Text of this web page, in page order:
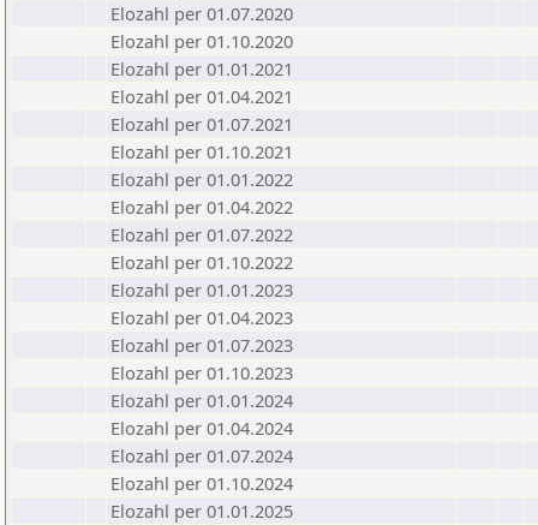
Elozahl per 01.07.2020
Elozahl per 01.10.2020
Elozahl per 01.01.2021
Elozahl per 01.04.2021
Elozahl per 01.07.2021
Elozahl per 01.10.2021
Elozahl per 01.01.2022
Elozahl per 01.04.2022
Elozahl per 01.07.2022
Elozahl per 01.10.2022
Elozahl per 01.01.2023
Elozahl per 01.04.2023
Elozahl per 01.07.2023
Elozahl per 01.10.2023
Elozahl per 01.01.2024
Elozahl per 01.04.2024
Elozahl per 01.07.2024
Elozahl per 01.10.2024
Elozahl per 01.01.2025